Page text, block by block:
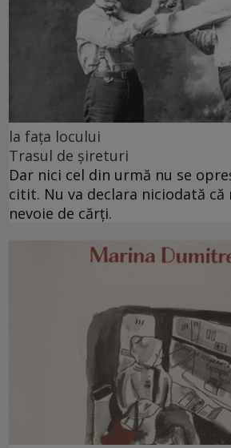
la fața locului
Trasul de șireturi
Dar nici cel din urmă nu se
citit. Nu va declara niciodată că
nevoie de cărți.